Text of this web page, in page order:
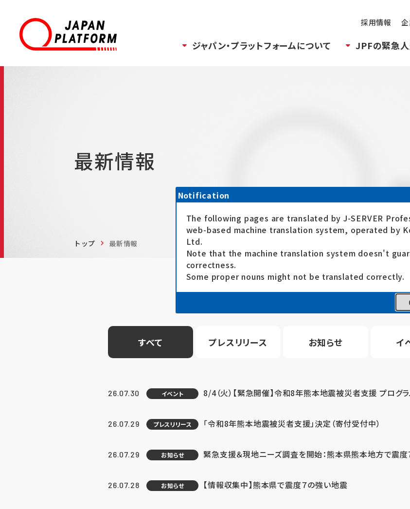
採用情報
ジャパン・プラットフォームについて JPFの緊急
最新情報
トップ 最新情報
すべて プレスリリース お知らせ イ
26.07.30 イベント 8/4（火）【緊急開催】令和8年熊本地震被災者支援 プログ
26.07.29 プレスリリース 「令和8年熊本地震被災者支援」決定（寄付受付中）
26.07.29 お知らせ 緊急支援＆現地ニーズ調査を開始：熊本県熊本地方で震
26.07.28 お知らせ 【情報収集中】熊本県で震度７の強い地震
Notification
The following pages are translated by J-SERVER
web-based machine translation system, operated by
Ltd.
Note that the machine translation system doesn't
correctness.
Some proper nouns might not be translated correctly.